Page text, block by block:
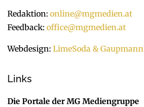
Redaktion: online@mgmedien.at
Feedback: office@mgmedien.at
Webdesign: LimeSoda & Gaupmann
Links
Die Portale der MG Mediengruppe